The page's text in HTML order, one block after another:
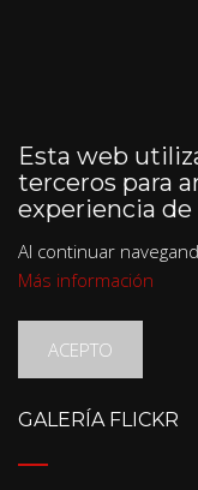
Esta web
terceros para
experiencia de
Al continuar
Más información
ACEPTO
GALERÍA FLICKR